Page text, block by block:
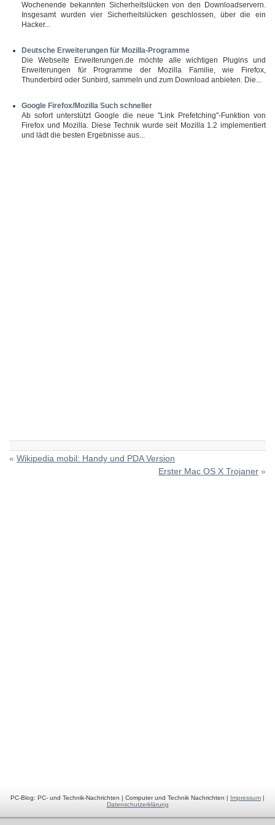
Wochenende bekannten Sicherheitslücken von den Downloadservern.
Insgesamt wurden vier Sicherheitslücken geschlossen, über die ein
Hacker...
Deutsche Erweiterungen für Mozilla-Programme
Die Webseite Erweiterungen.de möchte alle wichtigen Plugins und
Erweiterungen für Programme der Mozilla Familie, wie Firefox,
Thunderbird oder Sunbird, sammeln und zum Download anbieten. Die...
Google Firefox/Mozilla Such schneller
Ab sofort unterstützt Google die neue "Link Prefetching"-Funktion von
Firefox und Mozilla. Diese Technik wurde seit Mozilla 1.2 implementiert
und lädt die besten Ergebnisse aus...
« Wikipedia mobil: Handy und PDA Version
Erster Mac OS X Trojaner »
PC-Blog: PC- und Technik-Nachrichten | Computer und Technik Nachrichten | Impressum |
Datenschutzerklärung